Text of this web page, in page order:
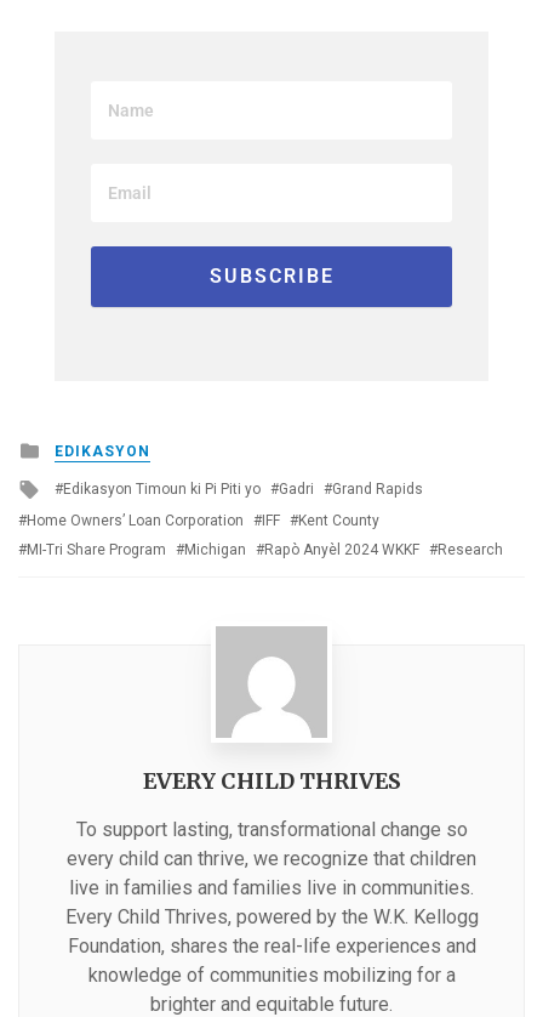
Posted
in
EDIKASYON
Tagged
Edikasyon Timoun ki Pi Piti yo Gadri
Grand Rapids
Home Owners’ Loan Corporation
IFF
Kent County
MI-Tri Share Program
Michigan Rapò Anyèl 2024 WKKF Research
EVERY CHILD THRIVES
To support lasting, transformational change so
every child can thrive, we recognize that children
live in families and families live in communities.
Every Child Thrives, powered by the W.K. Kellogg
Foundation, shares the real-life experiences and
knowledge of communities mobilizing for a
brighter and equitable future.